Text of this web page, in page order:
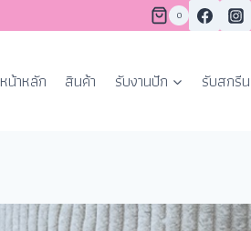
0
หน้าหลัก สินค้า รับงานปัก รับสกรีน